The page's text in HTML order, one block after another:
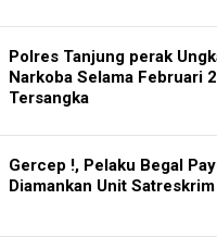
Polres Tanjung perak
Narkoba Selama Februari
Tersangka
Gercep !, Pelaku Begal
Diamankan Unit